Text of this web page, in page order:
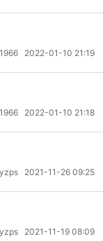
2022-01-10 21:19
2022-01-10 21:18
2021-11-26 09:25
2021-11-19 08:09